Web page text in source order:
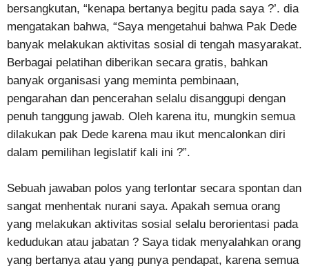
bersangkutan, “kenapa bertanya begitu pada saya ?’. dia
mengatakan bahwa, “Saya mengetahui bahwa Pak Dede
banyak melakukan aktivitas sosial di tengah masyarakat.
Berbagai pelatihan diberikan secara gratis, bahkan
banyak organisasi yang meminta pembinaan,
pengarahan dan pencerahan selalu disanggupi dengan
penuh tanggung jawab. Oleh karena itu, mungkin semua
dilakukan pak Dede karena mau ikut mencalonkan diri
dalam pemilihan legislatif kali ini ?”.
Sebuah jawaban polos yang terlontar secara spontan dan
sangat menhentak nurani saya. Apakah semua orang
yang melakukan aktivitas sosial selalu berorientasi pada
kedudukan atau jabatan ? Saya tidak menyalahkan orang
yang bertanya atau yang punya pendapat, karena semua